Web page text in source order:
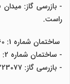
- بازرسی گاز:
راست.
ساختمان شماره 1: 33144660 086.
- ساختمان شماره 2: 32222083 086
- بازرسی گاز: 34223077 086